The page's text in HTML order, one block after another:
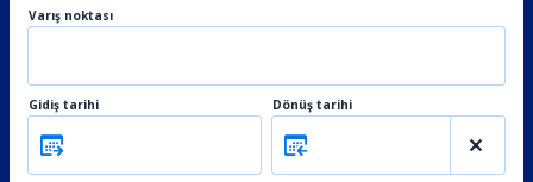
Varış noktası
Gidiş tarihi Dönüş tarihi